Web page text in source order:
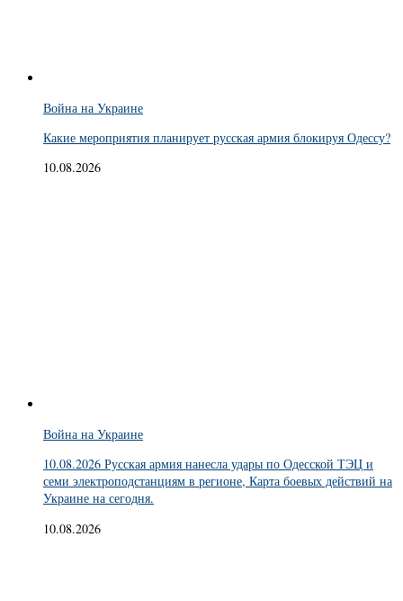
Война на Украине
Какие мероприятия планирует русская армия блокируя Одессу?
10.08.2026
Война на Украине
10.08.2026 Русская армия нанесла удары по Одесской ТЭЦ и
семи электроподстанциям в регионе, Карта боевых действий на
Украине на сегодня.
10.08.2026